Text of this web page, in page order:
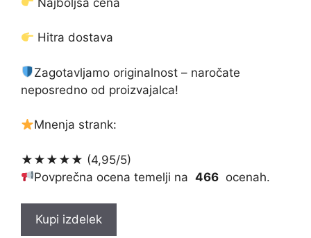
Hitra dostava
Zagotavljamo originalnost – naročate
neposredno od proizvajalca!
Mnenja strank:
★★★★★ (4,95/5)
Povprečna ocena temelji na466 ocenah.
Kupi izdelek